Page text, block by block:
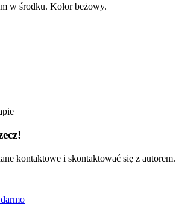
w środku. Kolor beżowy.
kontaktowe i skontaktować się z autorem.